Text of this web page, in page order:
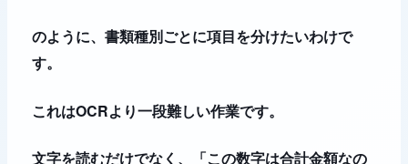
のように、書類種別ごとに項目を分けたいわけで
す。
これはOCRより一段難しい作業です。
文字を読むだけでなく、「この数字は合計金額なの